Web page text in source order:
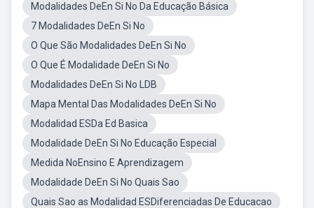
Modalidades DeEn Si No Da Educação Básica
7 Modalidades DeEn Si No
O Que São Modalidades DeEn Si No
O Que É Modalidade DeEn Si No
Modalidades DeEn Si No LDB
Mapa Mental Das Modalidades DeEn Si No
Modalidad ESDa Ed Basica
Modalidade DeEn Si No Educação Especial
Medida NoEnsino E Aprendizagem
Modalidade DeEn Si No Quais Sao
Quais Sao as Modalidad ESDiferenciadas De Educacao